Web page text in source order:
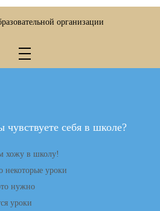
организации
себя в школе?
хожу в школу!
некоторые уроки
нужно
уроки